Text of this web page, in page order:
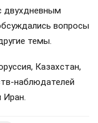
двухдневным
вопросы
темы.
Казахстан,
наблюдателей
Иран.